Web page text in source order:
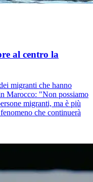
al centro la
migranti che hanno
Marocco: "Non possiamo
migranti, ma è più
che continuerà